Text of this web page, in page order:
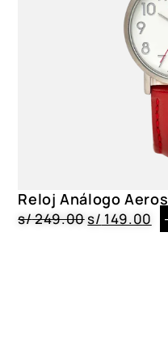
Reloj Análogo
s/249.00s/ 149.00